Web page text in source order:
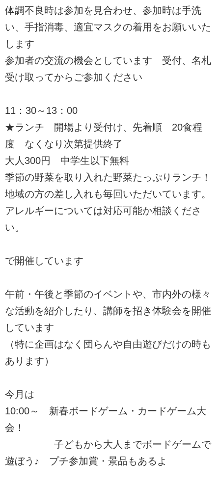
体調不良時は参加を見合わせ、参加時は手洗
い、手指消毒、適宜マスクの着用をお願いいた
します
参加者の交流の機会としています 受付、名札
受け取ってからご参加ください
11：30～13：00
★ランチ 開場より受付け、先着順 20食程
度 なくなり次第提供終了
大人300円 中学生以下無料
季節の野菜を取り入れた野菜たっぷりランチ！
地域の方の差し入れも毎回いただいています。
アレルギーについては対応可能か相談くださ
い。
で開催しています
午前・午後と季節のイベントや、市内外の様々
な活動を紹介したり、講師を招き体験会を開催
しています
（特に企画はなく団らんや自由遊びだけの時も
あります）
今月は
10:00～ 新春ボードゲーム・カードゲーム大
会！
子どもから大人までボードゲームで
遊ぼう♪ プチ参加賞・景品もあるよ